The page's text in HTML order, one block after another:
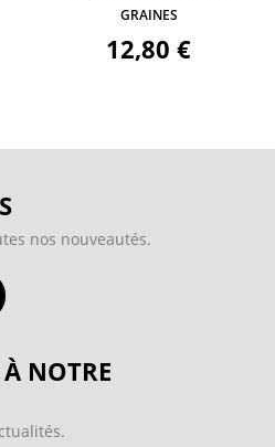
GRAINES
12,80 €
nos nouveautés.
NOTRE